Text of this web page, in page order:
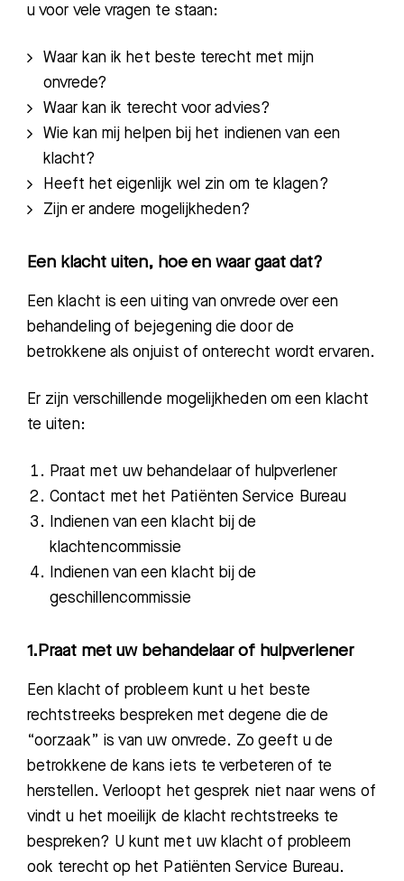
u voor vele vragen te staan:
Waar kan ik het beste terecht met mijn
onvrede?
Waar kan ik terecht voor advies?
Wie kan mij helpen bij het indienen van een
klacht?
Heeft het eigenlijk wel zin om te klagen?
Zijn er andere mogelijkheden?
Een klacht uiten, hoe en waar gaat dat?
Een klacht is een uiting van onvrede over een
behandeling of bejegening die door de
betrokkene als onjuist of onterecht wordt ervaren.
Er zijn verschillende mogelijkheden om een klacht
te uiten:
Praat met uw behandelaar of hulpverlener
Contact met het Patiënten Service Bureau
Indienen van een klacht bij de
klachtencommissie
Indienen van een klacht bij de
geschillencommissie
1.Praat met uw behandelaar of hulpverlener
Een klacht of probleem kunt u het beste
rechtstreeks bespreken met degene die de
“oorzaak” is van uw onvrede. Zo geeft u de
betrokkene de kans iets te verbeteren of te
herstellen. Verloopt het gesprek niet naar wens of
vindt u het moeilijk de klacht rechtstreeks te
bespreken? U kunt met uw klacht of probleem
ook terecht op het Patiënten Service Bureau.